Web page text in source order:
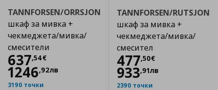
TANNFORSEN/ORRSJON
шкаф за мивка +
чекмеджета/мивка/
смесители
637,54€
Цена
1246,92лв
3190 точки
TANNFORSEN/RUTSJON
шкаф за мивка +
чекмеджета/мивка/
смесител
477,50€
Цена
933,91лв
2390 точки